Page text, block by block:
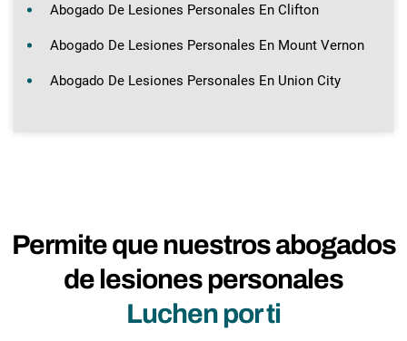
Abogado De Lesiones Personales En Clifton
Abogado De Lesiones Personales En Mount Vernon
Abogado De Lesiones Personales En Union City
Permite que nuestros abogados
de lesiones personales
Luchen por ti